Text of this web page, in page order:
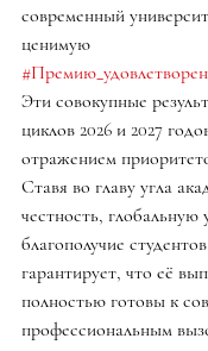
современный
ценимую
Эти совокупные
циклов 2026 и 2027
отражением
Ставя во главу угла
честность, глобальную
благополучие
гарантирует, что её
полностью готовы к
профессиональным